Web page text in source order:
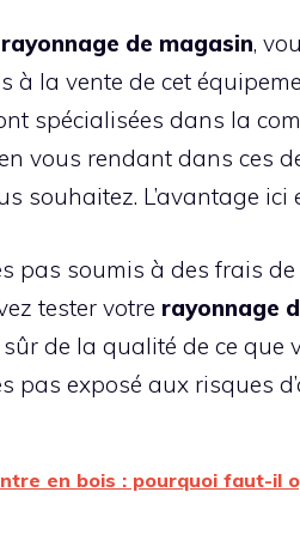
rayonnage de magasin,
à la vente de cet
spécialisées dans la
vous rendant dans ces
souhaitez. L’avantage ici
pas soumis à des frais
tester votre rayonnage
de la qualité de ce que
pas exposé aux risques
en bois : pourquoi faut-il